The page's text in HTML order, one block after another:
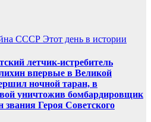
СССР Этот день в истории
летчик-истребитель
впервые в Великой
ночной таран, в
уничтожив бомбардировщик
звания Героя Советского